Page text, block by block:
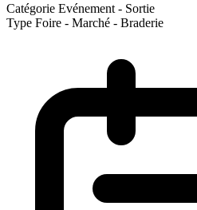
Catégorie Evénement - Sortie
Type Foire - Marché - Braderie